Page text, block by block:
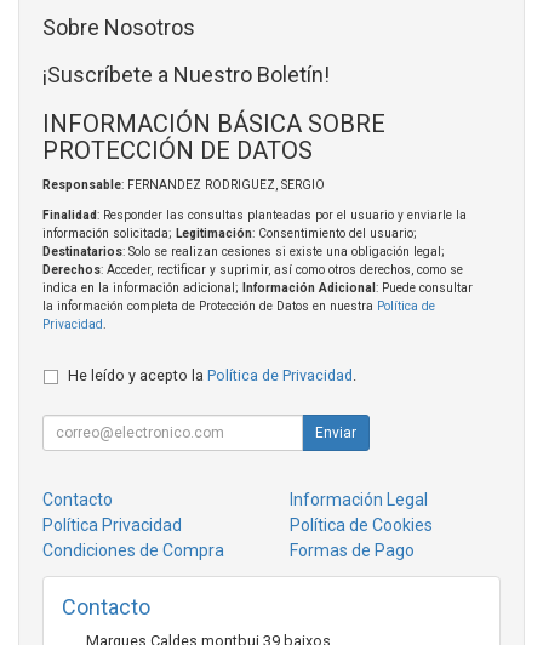
Sobre Nosotros
¡Suscríbete a Nuestro Boletín!
INFORMACIÓN BÁSICA SOBRE
PROTECCIÓN DE DATOS
Responsable: FERNANDEZ RODRIGUEZ, SERGIO
Finalidad: Responder las consultas planteadas por el usuario y enviarle la
información solicitada; Legitimación: Consentimiento del usuario;
Destinatarios: Solo se realizan cesiones si existe una obligación legal;
Derechos: Acceder, rectificar y suprimir, así como otros derechos, como se
indica en la información adicional;
Información Adicional : Puede consultar
la información completa de Protección de Datos en nuestra Política de
Privacidad
He leído y acepto la Política de Privacidad
Enviar
Contacto
Información Legal
Política Privacidad
Política de Cookies
Condiciones de Compra
Formas de Pago
Contacto
Marques Caldes montbui 39 baixos